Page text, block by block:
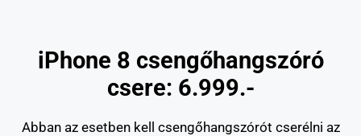
iPhone 8 csengőhangszóró
csere: 6.999.-
Abban az esetben kell csengőhangszórót cserélni az